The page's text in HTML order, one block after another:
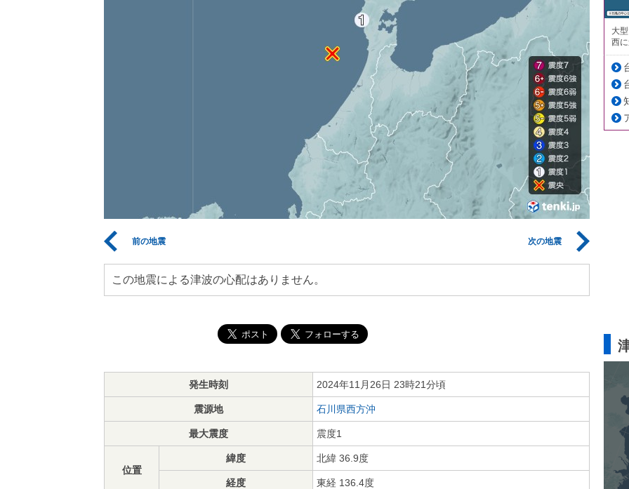
前の地震 次の地震
この地震による津波の心配はありません。
発生時刻 2024年11月26日 23時21分頃
震源地 石川県西方沖
最大震度 震度1
位置
緯度 北緯 36.9度
経度 東経 136.4度
大
西